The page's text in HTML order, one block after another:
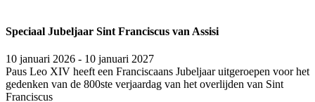
Speciaal Jubeljaar Sint Franciscus van Assisi
10 januari 2026 - 10 januari 2027
Paus Leo XIV heeft een Fran­cis­caans Jubel­jaar uit­ge­roe­pen voor het
gedenken van de 800ste ver­jaar­dag van het over­lij­den van Sint
Fran­cis­cus